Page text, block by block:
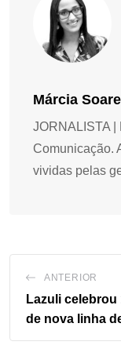
Márcia
JORNALISTA
Comunicação.
vividas pelas
ANTERIOR
Lazuli celebrou
de nova linha